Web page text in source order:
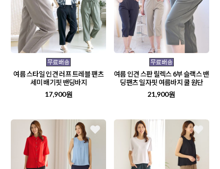
여름 스타일 인견 러프 트레블 팬츠
세미 배기핏 밴딩바지
17,900원
여름 인견 스판 릴렉스 6부 슬랙스 밴
딩팬츠 일자핏 여름바지 쿨 원단
21,900원